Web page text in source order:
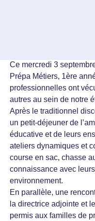
« Heureux les
Ce mercredi 3
Prépa Métiers, 1ère
professionnelles ont
autres au sein de notre
Après le traditionnel
un petit-déjeuner de
éducative et de leurs
ateliers dynamiques et
course en sac, chasse
connaissance avec
environnement.
En parallèle, une
la directrice adjointe et
permis aux familles de